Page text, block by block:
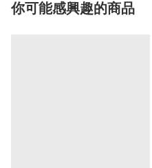
你可能感興趣的商品